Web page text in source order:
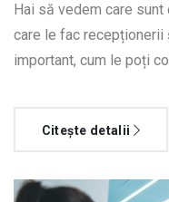
Hai să vedem care
care le fac recepționerii
important, cum le poți
Citește detalii